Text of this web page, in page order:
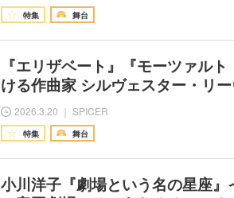
特集 舞台
『エリザベート』『モーツァル
ける作曲家 シルヴェスター・リ
2026.3.20 ｜ SPICER
特集 舞台
小川洋子『劇場という名の星座』